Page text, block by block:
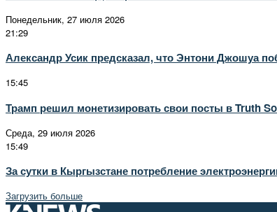
Понедельник, 27 июля 2026
21:29
Александр Усик предсказал, что Энтони Джошуа
15:45
Трамп решил монетизировать свои посты в Truth
Среда, 29 июля 2026
15:49
За сутки в Кыргызстане потребление
Загрузить больше